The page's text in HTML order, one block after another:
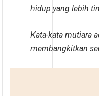
hidup yang lebih
Kata-kata mutiara
membangkitkan